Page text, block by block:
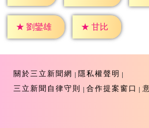
★ 劉鑾雄 ★ 甘比
關於三立新聞網
隱私權聲明
三立新聞自律守則
合作提案窗口